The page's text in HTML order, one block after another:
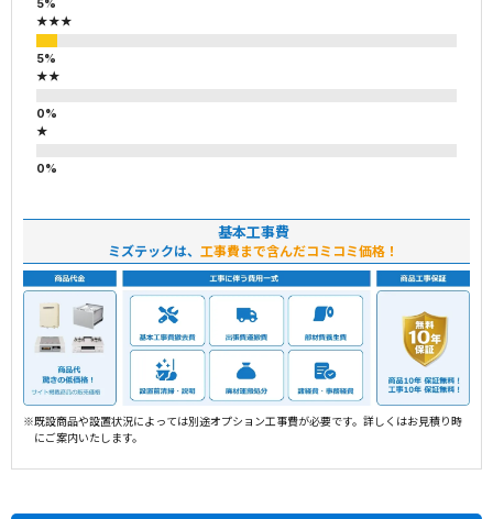
★★★
★★
★
基本工事費
ミズテックは、 工事費まで含んだコミコミ価格！
※既設商品や設置状況によっては別途オプション工事費が必要です。詳しくはお見積り時
にご案内いたします。